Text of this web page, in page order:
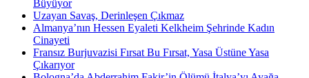
Büyüyor
Uzayan Savaş, Derinleşen Çıkmaz
Almanya’nın Hessen Eyaleti Kelkheim Şehrinde Kadın
Cinayeti
Fransız Burjuvazisi Fırsat Bu Fırsat, Yasa Üstüne Yasa
Çıkarıyor